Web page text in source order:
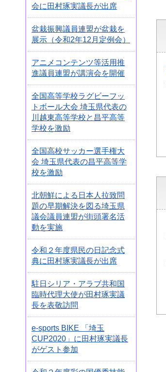
会に田村琢実議長が出席
盆栽振興議員連盟が盆栽を
展示（令和2年12月定例会）
アニメコンテンツ等活用推
進議員連盟が講演会を開催
全国高等学校ラグビーフッ
トボール大会 埼玉県代表の
川越東高等学校と昌平高等
学校を激励
全国高校サッカー選手権大
会 埼玉県代表の昌平高等学
校を激励
北朝鮮による日本人拉致問
題の早期解決を図る埼玉県
議会議員連盟が街頭署名活
動を実施
令和２年度県民の日記念式
典に田村琢実議長が出席
駐日シリア・アラブ共和国
臨時代理大使が田村琢実議
長を表敬訪問
e-sports BIKE 「埼玉
CUP2020」に田村琢実議長
がゲスト参加